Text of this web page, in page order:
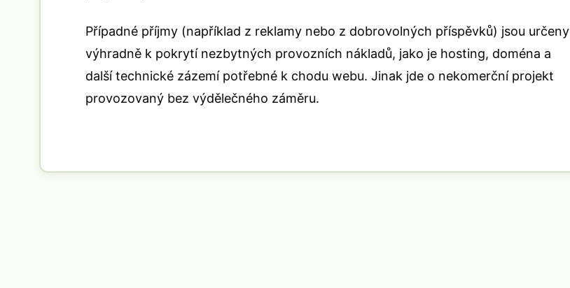
Případné příjmy (například z reklamy nebo z dobrovolných příspěvků) jsou určeny
výhradně k pokrytí nezbytných provozních nákladů, jako je hosting, doména a
další technické zázemí potřebné k chodu webu. Jinak jde o nekomerční projekt
provozovaný bez výdělečného záměru.